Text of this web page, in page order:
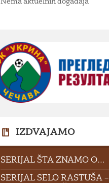
IZDVAJAMO
SERIJAL ŠTA ZNAMO O…
SERIJAL SELO RASTUŠA –